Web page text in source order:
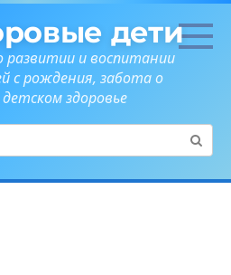
дети
развитии и воспитании
с рождения, забота о
детском здоровье